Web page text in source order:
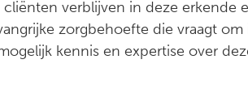
verblijven in deze
zorgbehoefte die vraagt
kennis en expertise over